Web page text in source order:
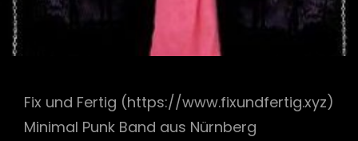
Fix und Fertig (https://www.fixundfertig.xyz)
Minimal Punk Band aus Nürnberg